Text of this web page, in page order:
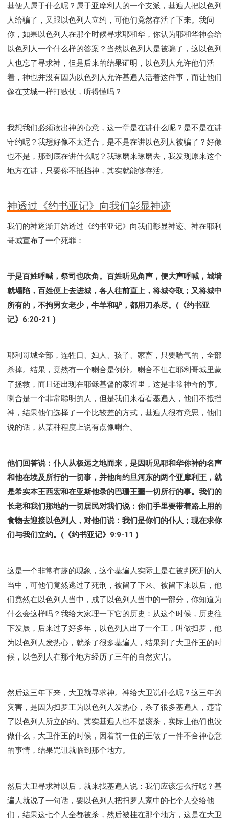
耶和华是我的牧者
谨慎系列
快乐地活着
001B课程 - 解开迷思课程
101课程 - 从寻求到信徒
102课程 - 医治释放中阶
103课程 - 圣经学习中阶
201课程 - 从信徒到门徒
301课程 - 领袖实操课程
302课程 - 新人接待
Y134课程 - 动手实验室
研习会01 - 如何读圣经
研习会01 - 得着命定成为祝福
研习会02 - 得着命定成为祝福
研习会02 - 得胜教会的启示
研习会02 - 教会的牧养
研习会03 - 医治释放特会
基便人属于什么呢？属于亚摩利人的一个支派，基遍人把以色列
人给骗了，又跟以色列人立约，可他们竟然存活了下来。我问
你，如果以色列人在那个时候寻求耶和华，你认为耶和华神会给
以色列人一个什么样的答案？当然以色列人是被骗了，这以色列
人也忘了寻求神，但是后来的结果证明，以色列人允许他们活
着，神也并没有因为以色列人允许基遍人活着这件事，而让他们
像在艾城一样打败仗，听得懂吗？
我想我们必须读出神的心意，这一章是在讲什么呢？是不是在讲
守约呢？我想好像不太适合，是不是在讲以色列人被骗了？好像
也不是，那到底在讲什么呢？我琢磨来琢磨去，我发现原来这个
地方在讲，只要你不抵挡神，其实就能够存活。
神透过《约书亚记》向我们彰显神迹
我们的神逐渐开始透过《约书亚记》向我们彰显神迹。神在耶利
哥城宣布了一个死罪：
于是百姓呼喊，祭司也吹角。百姓听见角声，便大声呼喊，城墙
就塌陷，百姓便上去进城，各人往前直上，将城夺取；又将城中
所有的，不拘男女老少，牛羊和驴，都用刀杀尽。(《约书亚
记》6:20-21 )
耶利哥城全部，连牲口、妇人、孩子、家畜，只要喘气的，全部
杀掉。结果，竟然有一个喇合是例外。喇合不但在耶利哥城里蒙
了拯救，而且还出现在耶稣基督的家谱里，这是非常神奇的事。
喇合是一个非常聪明的人，但是我们来看看基遍人，他们不抵挡
神，结果他们选择了一个比较差的方式，基遍人很有意思，他们
说的话，从某种程度上说有点像喇合。
他们回答说：仆人从极远之地而来，是因听见耶和华你神的名声
和他在埃及所行的一切事，并他向约旦河东的两个亚摩利王，就
是希实本王西宏和在亚斯他录的巴珊王噩一切所行的事。我们的
长老和我们那地的一切居民对我们说：你们手里要带着路上用的
食物去迎接以色列人，对他们说：我们是你们的仆人；现在求你
们与我们立约。(《约书亚记》9:9-11 )
这是一个非常有趣的现象，这个基遍人实际上是在被判死刑的人
当中，可他们竟然逃过了死刑，被留了下来。被留下来以后，他
们竟然在以色列人当中，成了以色列人当中的一部分，你知道为
什么会这样吗？我给大家理一下它的历史：从这个时候，历史往
下发展，后来过了好多年，以色列人出了一个王，叫做扫罗，他
为以色列人发热心，就杀了很多基遍人，结果到了大卫作王的时
候，以色列人在那个地方经历了三年的自然灾害。
然后这三年下来，大卫就寻求神。神给大卫说什么呢？这三年的
灾害，是因为扫罗王为以色列人发热心，杀了很多基遍人，违背
了以色列人所立的约。其实基遍人也不是该杀，实际上他们也没
做什么，大卫作王的时候，因着前一任的王做了一件不合神心意
的事情，结果咒诅就临到那个地方。
然后大卫寻求神以后，就来找基遍人说：我们应该怎么行呢？基
遍人就说了一句话，要以色列人把扫罗人家中的七个人交给他
们，结果这七个人全都被杀，然后被挂在那个地方，这是在大卫